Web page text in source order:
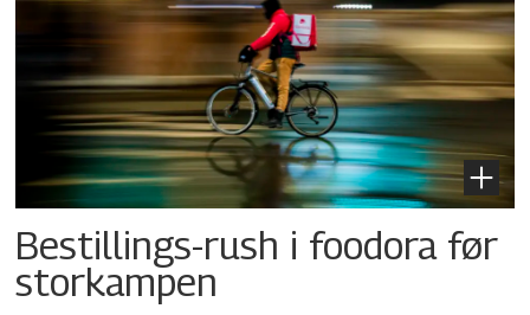
Bestillings-rush i foodora før
storkampen